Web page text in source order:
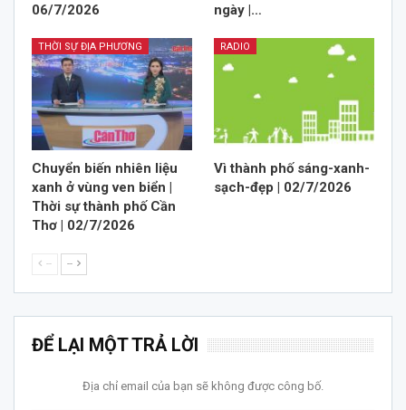
06/7/2026
ngày |…
THỜI SỰ ĐỊA PHƯƠNG
Chuyển biến nhiên liệu
xanh ở vùng ven biển |
Thời sự thành phố Cần
Thơ | 02/7/2026
RADIO
Vì thành phố sáng-xanh-
sạch-đẹp | 02/7/2026
-- --
ĐỂ LẠI MỘT TRẢ LỜI
Địa chỉ email của bạn sẽ không được công bố.